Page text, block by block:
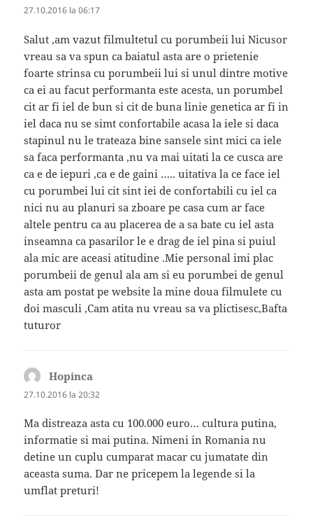
27.10.2016 la 06:17
Salut ,am vazut filmultetul cu porumbeii lui Nicusor
vreau sa va spun ca baiatul asta are o prietenie
foarte strinsa cu porumbeii lui si unul dintre motive
ca ei au facut performanta este acesta, un porumbel
cit ar fi iel de bun si cit de buna linie genetica ar fi in
iel daca nu se simt confortabile acasa la iele si daca
stapinul nu le trateaza bine sansele sint mici ca iele
sa faca performanta ,nu va mai uitati la ce cusca are
ca e de iepuri ,ca e de gaini ….. uitativa la ce face iel
cu porumbei lui cit sint iei de confortabili cu iel ca
nici nu au planuri sa zboare pe casa cum ar face
altele pentru ca au placerea de a sa bate cu iel asta
inseamna ca pasarilor le e drag de iel pina si puiul
ala mic are aceasi atitudine .Mie personal imi plac
porumbeii de genul ala am si eu porumbei de genul
asta am postat pe website la mine doua filmulete cu
doi masculi ,Cam atita nu vreau sa va plictisesc,Bafta
tuturor
Hopinca
27.10.2016 la 20:32
Ma distreaza asta cu 100.000 euro… cultura putina,
informatie si mai putina. Nimeni in Romania nu
detine un cuplu cumparat macar cu jumatate din
aceasta suma. Dar ne pricepem la legende si la
umflat preturi!